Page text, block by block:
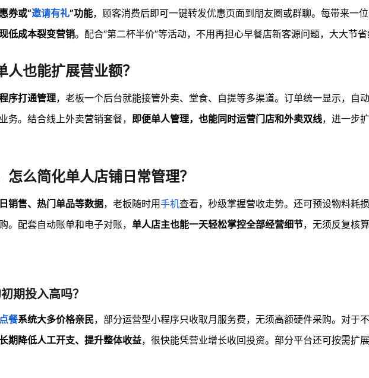
券或“邀请有礼”功能，顾客消费后即可一键转发优惠页面到朋友圈或群聊。每带来一
低成本裂变营销。配合“第二杯半价”等活动，不用再担心早餐店新客源问题，大大节省
也能扩展营业额？
序打通管理，老板一个后台就能接管外卖、堂食、自提等多渠道。订单统一显示，自
务。结合线上外卖营销套餐， 即便单人管理，也能同时运营门店和外卖双线，进一步
么简化单人店铺日常管理？
销售、热门单品等数据，老板随时用手机查看，秒级掌握营收走势。还可预设物料耗
。配套自动账单和电子对账， 单人店主也能一天轻松掌控全部经营细节，无须反复核
期投入高吗？
点餐系统大多价格亲民，部分运营型小程序只收取月服务费，无须高额硬件采购。对于
期降低人工开支、提升整体收益，很快能凭营业增长收回投资。部分平台还可按需扩